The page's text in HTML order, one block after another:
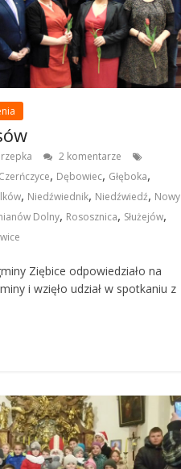
2 komentarze
Czerńczyce, Dębowiec, Głęboka,
, Niedźwiednik, Niedźwiedź, Nowy
Dolny, Rososznica, Służejów,
Ziębice odpowiedziało na
i wzięło udział w spotkaniu z